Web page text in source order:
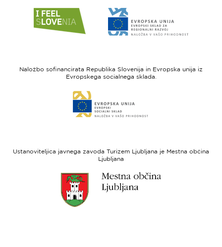
do
spletne
Slovenia
do
spletne
-
regionalni
Naložbo sofinancirata Republika Slovenija in Evropska unija iz
Evropskega socialnega sklada.
do
spletne
sklad
Ustanoviteljica javnega zavoda Turizem Ljubljana je Mestna občina
Ljubljana